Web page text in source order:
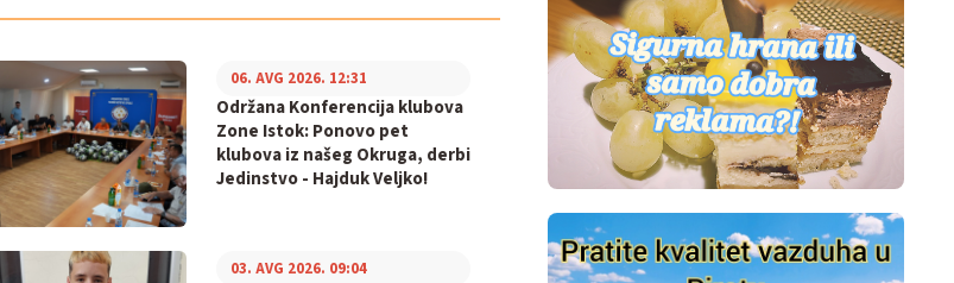
Održana Konferencija klubova
Zone Istok: Ponovo pet
klubova iz našeg Okruga, derbi
Jedinstvo - Hajduk Veljko!
06. AVG 2026. 12:31
03. AVG 2026. 09:04